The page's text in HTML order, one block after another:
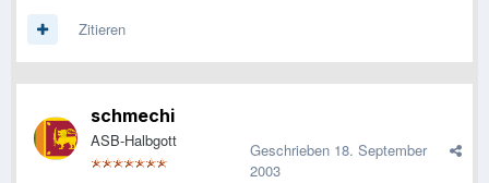
Zitieren
schmechi
ASB-Halbgott Geschrieben 18. September
2003